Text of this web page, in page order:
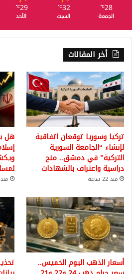
28
℃
الجمعة
32
℃
السبت
29
℃
الأحد
أخر المقالات
تركيا وسوريا توقعان اتفاقية
لإنشاء “الجامعة السورية
التركية” في دمشق.. منح
دراسية واعتراف بالشهادات
منذ 22 ساعة
هل
منذ 23
أسعار الذهب اليوم الخميس..